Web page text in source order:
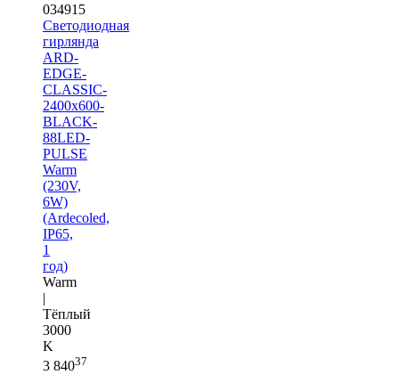
034915
Светодиодная
гирлянда
ARD-
EDGE-
CLASSIC-
2400x600-
BLACK-
88LED-
PULSE
Warm
(230V,
6W)
(Ardecoled,
IP65,
1
год)
Warm
|
Тёплый
3000
K
3 84037